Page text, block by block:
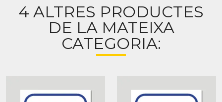
4 ALTRES PRODUCTES
DE LA MATEIXA
CATEGORIA: